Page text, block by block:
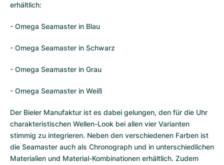
erhältlich:
- Omega Seamaster in Blau
- Omega Seamaster in Schwarz
- Omega Seamaster in Grau
- Omega Seamaster in Weiß
Der Bieler Manufaktur ist es dabei gelungen, den für die Uhr
charakteristischen Wellen-Look bei allen vier Varianten
stimmig zu integrieren. Neben den verschiedenen Farben ist
die Seamaster auch als Chronograph und in unterschiedlichen
Materialien und Material-Kombinationen erhältlich. Zudem